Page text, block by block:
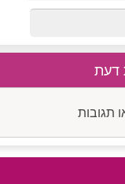
דעת
תגובות